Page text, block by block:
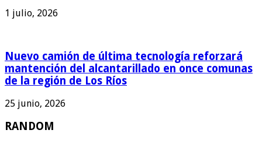
1 julio, 2026
Nuevo camión de última tecnología reforzará
mantención del alcantarillado en once comunas
de la región de Los Ríos
25 junio, 2026
RANDOM